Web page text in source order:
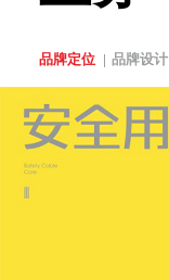
品牌定位 品牌设计